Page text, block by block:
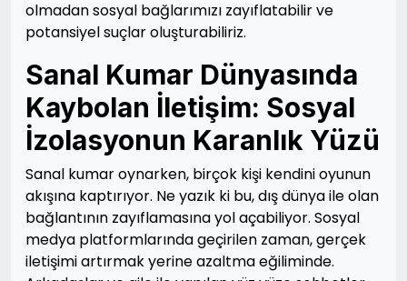
olmadan sosyal bağlarımızı zayıflatabilir ve
potansiyel suçlar oluşturabiliriz.
Sanal Kumar Dünyasında
Kaybolan İletişim: Sosyal
İzolasyonun Karanlık Yüzü
Sanal kumar oynarken, birçok kişi kendini oyunun
akışına kaptırıyor. Ne yazık ki bu, dış dünya ile olan
bağlantının zayıflamasına yol açabiliyor. Sosyal
medya platformlarında geçirilen zaman, gerçek
iletişimi artırmak yerine azaltma eğiliminde.